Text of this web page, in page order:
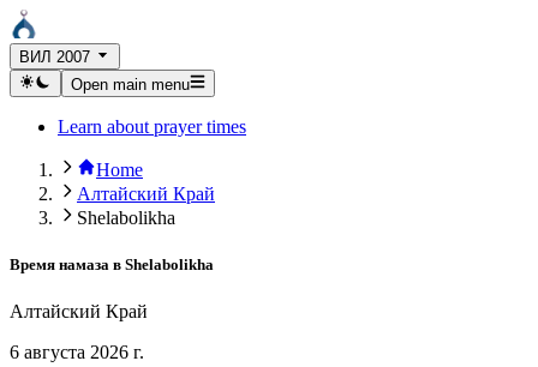
ВИЛ 2007
Open main menu
Learn about prayer times
Home
Алтайский Край
Shelabolikha
Время намаза в Shelabolikha
Алтайский Край
6 августа 2026 г.